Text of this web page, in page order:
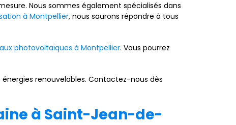
Nous sommes également spécialisés dans
à Montpellier, nous saurons répondre à tous
photovoltaïques à Montpellier. Vous pourrez
renouvelables. Contactez-nous dès
à Saint-Jean-de-